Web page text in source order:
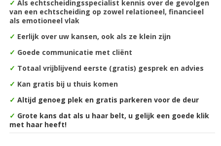
✓ Als echtscheidingsspecialist kennis over de gevolgen
van een echtscheiding op zowel relationeel, financieel
als emotioneel vlak
✓ Eerlijk over uw kansen, ook als ze klein zijn
✓ Goede communicatie met cliënt
✓ Totaal vrijblijvend eerste (gratis) gesprek en advies
✓ Kan gratis bij u thuis komen
✓ Altijd genoeg plek en gratis parkeren voor de deur
✓ Grote kans dat als u haar belt, u gelijk een goede klik
met haar heeft!